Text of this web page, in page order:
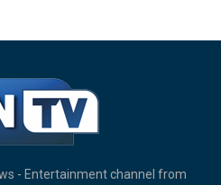
- Entertainment channel from